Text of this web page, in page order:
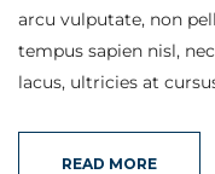
arcu vulputate, non
tempus sapien nisl,
lacus, ultricies at
READ MORE